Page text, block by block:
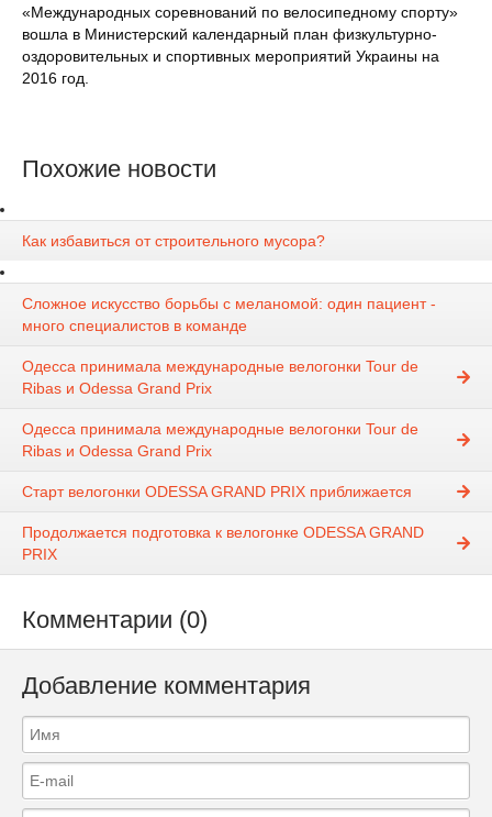
«Международных соревнований по велосипедному спорту»
вошла в Министерский календарный план физкультурно-
оздоровительных и спортивных мероприятий Украины на
2016 год.
Похожие новости
Как избавиться от строительного мусора?
Сложное искусство борьбы с меланомой: один пациент -
много специалистов в команде
Одесса принимала международные велогонки Tour de
Ribas и Odessa Grand Prix
Одесса принимала международные велогонки Tour de
Ribas и Odessa Grand Prix
Старт велогонки ODESSA GRAND PRIX приближается
Продолжается подготовка к велогонке ODESSA GRAND
PRIX
Комментарии (0)
Добавление комментария